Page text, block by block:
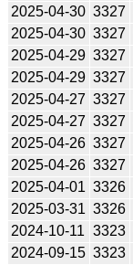
2025-04-30 3327
2025-04-30 3327
2025-04-29 3327
2025-04-29 3327
2025-04-27 3327
2025-04-27 3327
2025-04-26 3327
2025-04-26 3327
2025-04-01 3326
2025-03-31 3326
2024-10-11 3323
2024-09-15 3323